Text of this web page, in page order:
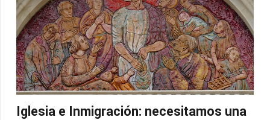
Iglesia e Inmigración: necesitamos una